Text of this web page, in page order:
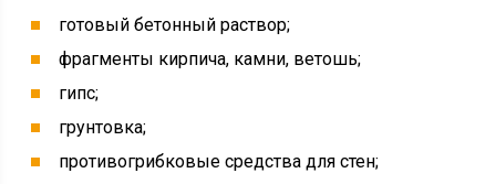
готовый бетонный раствор;
фрагменты кирпича, камни, ветошь;
гипс;
грунтовка;
противогрибковые средства для стен;